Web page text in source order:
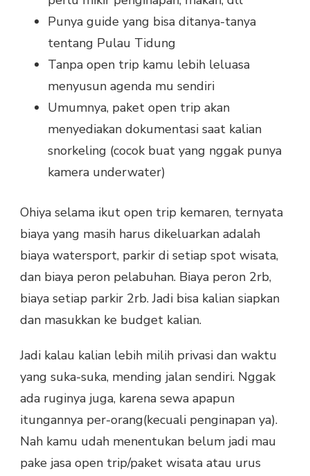
Punya guide yang bisa ditanya-tanya
tentang Pulau Tidung
Tanpa open trip kamu lebih leluasa
menyusun agenda mu sendiri
Umumnya, paket open trip akan
menyediakan dokumentasi saat kalian
snorkeling (cocok buat yang nggak punya
kamera underwater)
Ohiya selama ikut open trip kemaren, ternyata
biaya yang masih harus dikeluarkan adalah
biaya watersport, parkir di setiap spot wisata,
dan biaya peron pelabuhan. Biaya peron 2rb,
biaya setiap parkir 2rb. Jadi bisa kalian siapkan
dan masukkan ke budget kalian.
Jadi kalau kalian lebih milih privasi dan waktu
yang suka-suka, mending jalan sendiri. Nggak
ada ruginya juga, karena sewa apapun
itungannya per-orang(kecuali penginapan ya).
Nah kamu udah menentukan belum jadi mau
pake jasa open trip/paket wisata atau urus